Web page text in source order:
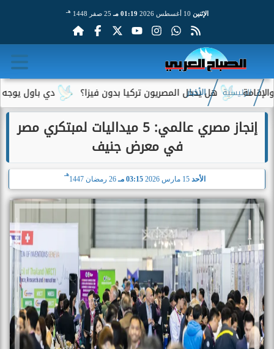
الإثنين 01:19 مـ 25 صفر 1448 هـ
دي باول يوجه رسالة هل يدخل المصريون تركيا بدون فيزا؟
الرئيسية الأخبار
إنجاز مصري عالمي: 5 ميداليات لمبتكري مصر
في معرض جنيف
الأحد 15 مارس 2026 03:15 مـ 26 رمضان 1447
هـ